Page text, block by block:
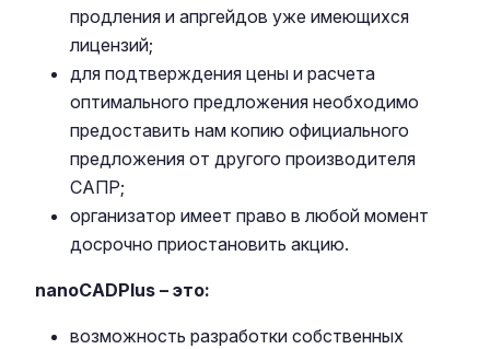
продления и апргейдов уже имеющихся
лицензий;
для подтверждения цены и расчета
оптимального предложения необходимо
предоставить нам копию официального
предложения от другого производителя
САПР;
организатор имеет право в любой момент
досрочно приостановить акцию.
nanoCADPlus – это:
возможность разработки собственных